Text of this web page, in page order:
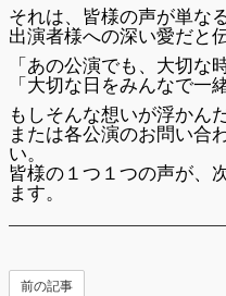
それは、皆様の声が単な
出演者様への深い愛だと
「あの公演でも、大切な
「大切な日をみんなで一
もしそんな想いが浮かん
または各公演のお問い合
い。
皆様の１つ１つの声が、
ます。
前の記事